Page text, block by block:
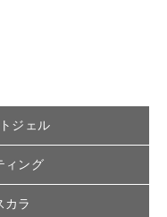
ジェル
ィング
カラ